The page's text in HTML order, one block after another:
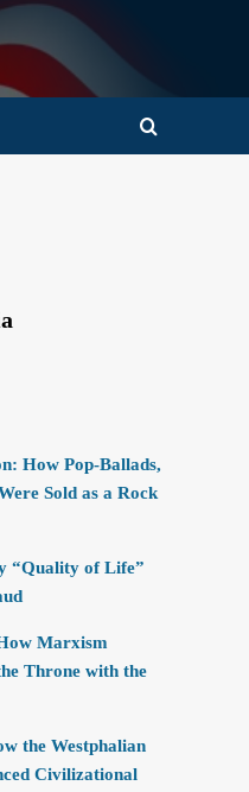
How Pop-Ballads,
Sold as a Rock
“Quality of Life”
Marxism
Throne with the
the Westphalian
Civilizational